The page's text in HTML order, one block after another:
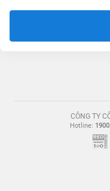
CÔNG TY
Hotline: